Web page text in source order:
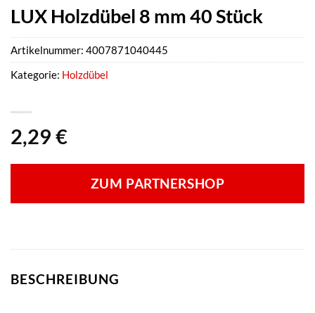
LUX Holzdübel 8 mm 40 Stück
2,29 €
ZUM PARTNERSHOP
Artikelnummer: 4007871040445
Kategorie: Holzdübel
BESCHREIBUNG